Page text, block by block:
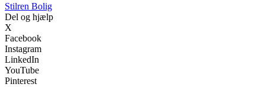
Stilren Bolig
Del og hjælp
X
Facebook
Instagram
LinkedIn
YouTube
Pinterest